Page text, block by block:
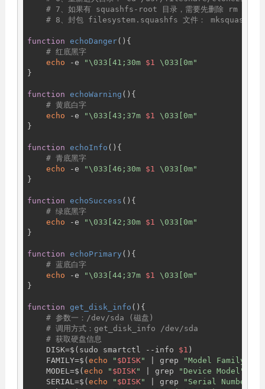
# 7、如果有 squashfs-root 目录，需要先删除 rm -r
# 8、封包 filesystem.squashfs 文件：
function echoDanger(){
# 红底黑字
echo -e "\033[41;30m $1 \033[0m"
}
function echoWarning (){
# 黄底白字
echo -e "\033[43;37m $1 \033[0m"
}
function echoInfo (){
# 青底黑字
echo -e "\033[46;30m $1 \033[0m"
}
function echoSuccess (){
# 绿底黑字
echo -e "\033[42;30m $1 \033[0m"
}
function echoPrimary (){
# 蓝底白字
echo -e "\033[44;37m $1 \033[0m"
}
function get_disk_info (){
# 参数一：/dev/sda (磁盘)
# 调用方式：get_disk_info /dev/sda
# 获取硬盘信息
    DISK=$(sudo smartctl --info
$1 )
    FAMILY=$(
echo " $DISK" | grep "Model Family"
    MODEL=$(
echo " $DISK" | grep "Device Model"
    SERIAL=$(
echo " $DISK" | grep "Serial Number"